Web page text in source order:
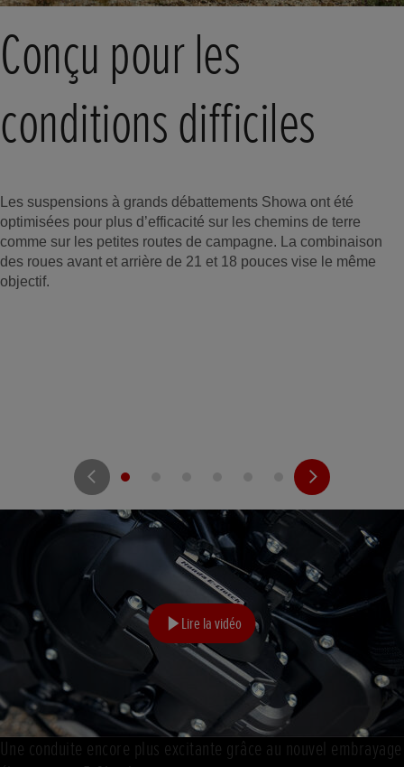
Conçu pour les
conditions difficiles
Les suspensions à grands débattements Showa ont été
optimisées pour plus d’efficacité sur les chemins de terre
comme sur les petites routes de campagne. La combinaison
des roues avant et arrière de 21 et 18 pouces vise le même
objectif.
Lire la vidéo
Une conduite encore plus excitante grâce au nouvel embrayage